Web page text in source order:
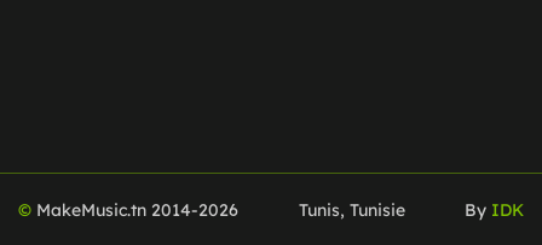
© MakeMusic.tn 2014-2026 Tunis, Tunisie By IDK